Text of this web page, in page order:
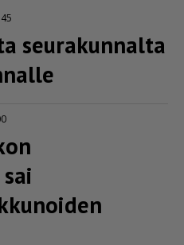
seurakunnalta